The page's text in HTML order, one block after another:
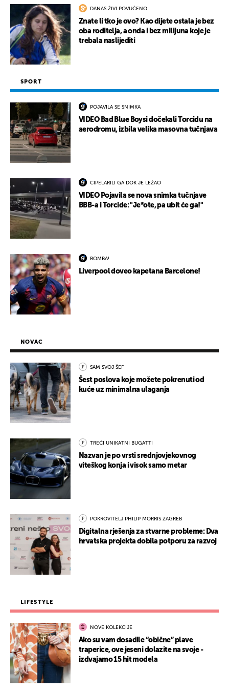
DANAS ŽIVI POVUČENO
Znate li tko je ovo? Kao dijete ostala je bez
oba roditelja, a onda i bez milijuna koje je
trebala naslijediti
SPORT
POJAVILA SE SNIMKA
VIDEO Bad Blue Boysi dočekali Torcidu na
aerodromu, izbila velika masovna tučnjava
CIPELARILI GA DOK JE LEŽAO
VIDEO Pojavila se nova snimka tučnjave
BBB-a i Torcide: "Je*ote, pa ubit će ga!"
BOMBA!
Liverpool doveo kapetana Barcelone!
NOVAC
SAM SVOJ ŠEF
Šest poslova koje možete pokrenuti od
kuće uz minimalna ulaganja
TREĆI UNIKATNI BUGATTI
Nazvan je po vrsti srednjovjekovnog
viteškog konja i visok samo metar
POKROVITELJ PHILIP MORRIS ZAGREB
Digitalna rješenja za stvarne probleme: Dva
hrvatska projekta dobila potporu za razvoj
LIFESTYLE
NOVE KOLEKCIJE
Ako su vam dosadile “obične” plave
traperice, ove jeseni dolazite na svoje -
izdvajamo 15 hit modela